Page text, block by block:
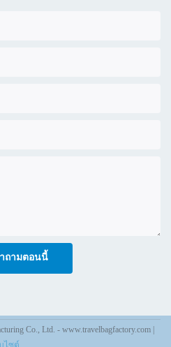
ถามตอนนี้
Co., Ltd. - www.travelbagfactory.com